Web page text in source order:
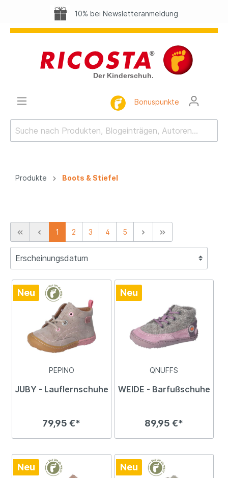
10% bei Newsletteranmeldung
Bonuspunkte
Produkte Boots & Stiefel
1 2 3 4 5
Neu
PEPINO
JUBY - Lauflernschuhe
79,95 €*
Neu
QNUFFS
WEIDE - Barfußschuhe
89,95 €*
Neu Neu